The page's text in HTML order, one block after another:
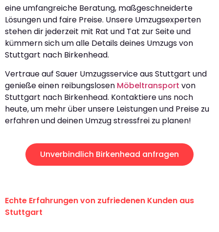
eine umfangreiche Beratung, maßgeschneiderte
Lösungen und faire Preise. Unsere Umzugsexperten
stehen dir jederzeit mit Rat und Tat zur Seite und
kümmern sich um alle Details deines Umzugs von
Stuttgart nach Birkenhead.
Vertraue auf Sauer Umzugsservice aus Stuttgart und
genieße einen reibungslosen Möbeltransport von
Stuttgart nach Birkenhead. Kontaktiere uns noch
heute, um mehr über unsere Leistungen und Preise zu
erfahren und deinen Umzug stressfrei zu planen!
Unverbindlich Birkenhead anfragen
Echte Erfahrungen von zufriedenen Kunden aus
Stuttgart